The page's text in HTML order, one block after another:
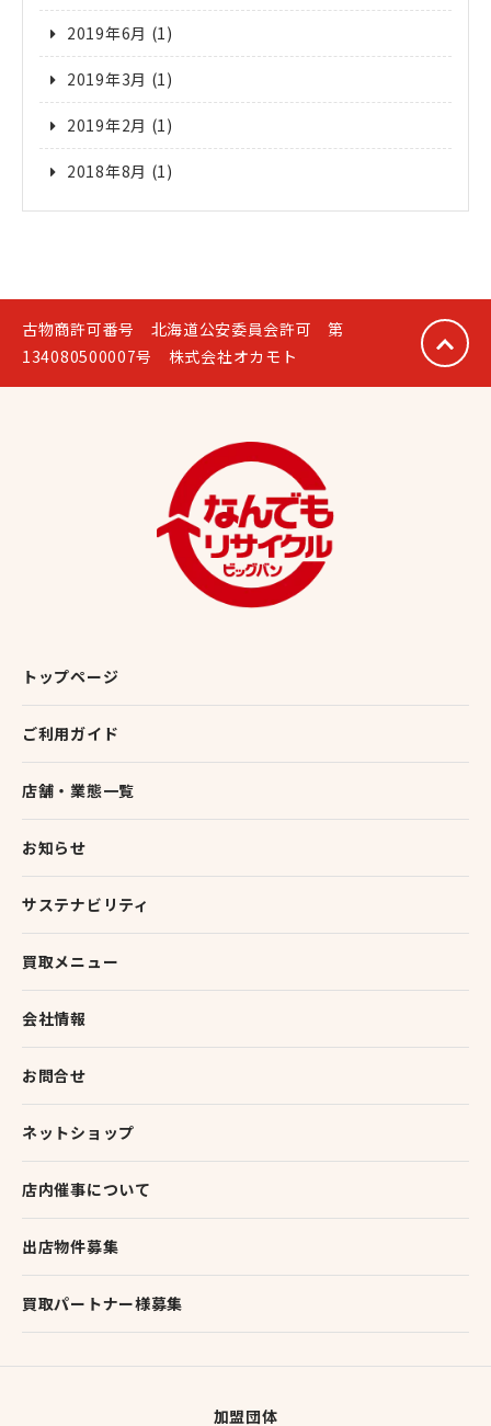
2019年6月 (1)
2019年3月 (1)
2019年2月 (1)
2018年8月 (1)
古物商許可番号 北海道公安委員会許可 第
134080500007号 株式会社オカモト
トップページ
ご利用ガイド
店舗・業態一覧
お知らせ
サステナビリティ
買取メニュー
会社情報
お問合せ
ネットショップ
店内催事について
出店物件募集
買取パートナー様募集
加盟団体